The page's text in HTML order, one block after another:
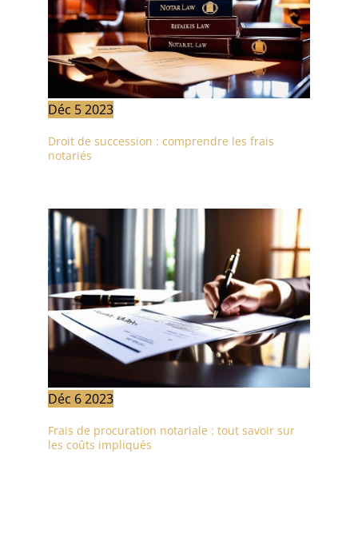
Déc 52023
Droit de succession : comprendre les frais
notariés
Déc 62023
Frais de procuration notariale : tout savoir sur
les coûts impliqués